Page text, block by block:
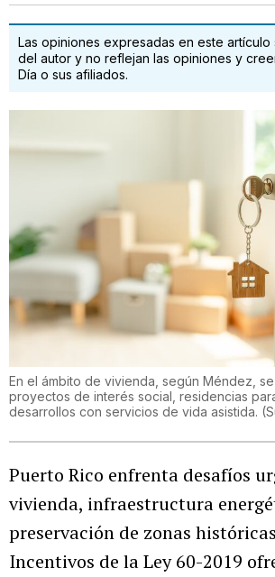
Las opiniones expresadas en este artículo
del autor y no reflejan las opiniones y
Día o sus afiliados.
En el ámbito de vivienda, según Méndez,
proyectos de interés social, residencias
desarrollos con servicios de vida asistida. (
Puerto Rico enfrenta desafíos
vivienda, infraestructura
preservación de zonas
Incentivos de la Ley 60-2019